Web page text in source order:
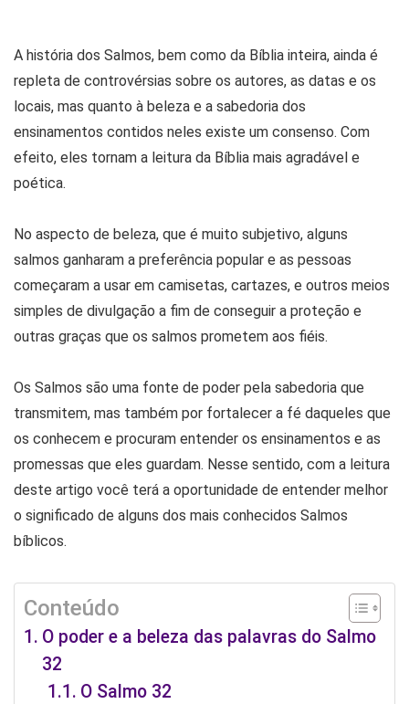
A história dos Salmos, bem como da Bíblia inteira, ainda é
repleta de controvérsias sobre os autores, as datas e os
locais, mas quanto à beleza e a sabedoria dos
ensinamentos contidos neles existe um consenso. Com
efeito, eles tornam a leitura da Bíblia mais agradável e
poética.
No aspecto de beleza, que é muito subjetivo, alguns
salmos ganharam a preferência popular e as pessoas
começaram a usar em camisetas, cartazes, e outros meios
simples de divulgação a fim de conseguir a proteção e
outras graças que os salmos prometem aos fiéis.
Os Salmos são uma fonte de poder pela sabedoria que
transmitem, mas também por fortalecer a fé daqueles que
os conhecem e procuram entender os ensinamentos e as
promessas que eles guardam. Nesse sentido, com a leitura
deste artigo você terá a oportunidade de entender melhor
o significado de alguns dos mais conhecidos Salmos
bíblicos.
Conteúdo
O poder e a beleza das palavras do Salmo
32
O Salmo 32